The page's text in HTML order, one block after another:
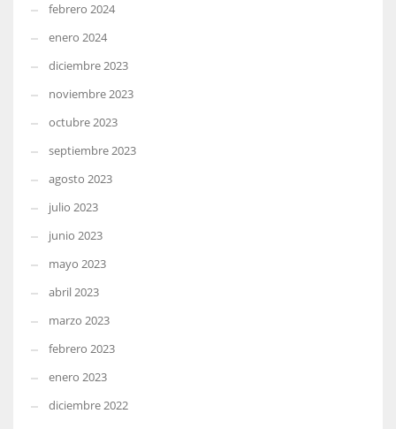
febrero 2024
enero 2024
diciembre 2023
noviembre 2023
octubre 2023
septiembre 2023
agosto 2023
julio 2023
junio 2023
mayo 2023
abril 2023
marzo 2023
febrero 2023
enero 2023
diciembre 2022